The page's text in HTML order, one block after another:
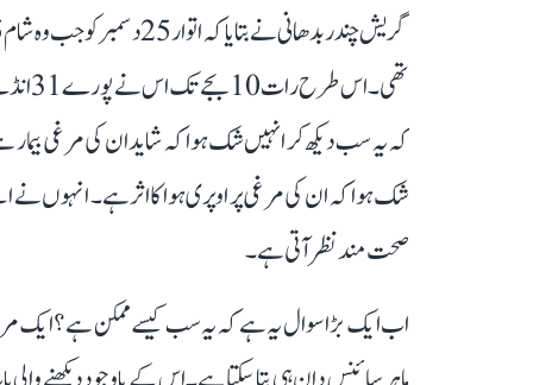
کہ یہ سب دیکھ کر انہیں شک ہوا کہ شاید ان کی مرغی بیمار
شک ہوا کہ ان کی مرغی پر اوپری ہوا کا اثر ہے۔ انہوں نے
صحت مند نظر آتی ہے۔